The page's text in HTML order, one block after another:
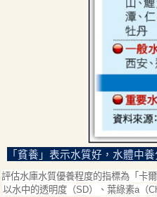
「貧養」表示水質好，水體中
評估水庫水質優養程度的指標為「卡
以水中的透明度（SD）、葉綠素a （